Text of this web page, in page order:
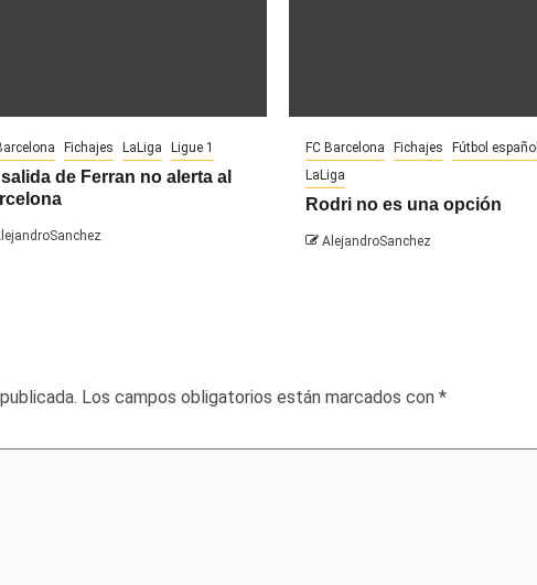
Fichajes LaLiga Ligue 1
salida de Ferran no alerta al
FC Barcelona Fichajes
Fútbol español
LaLiga
Rodri no es una opción
AlejandroSanchez
Los campos obligatorios están marcados con *